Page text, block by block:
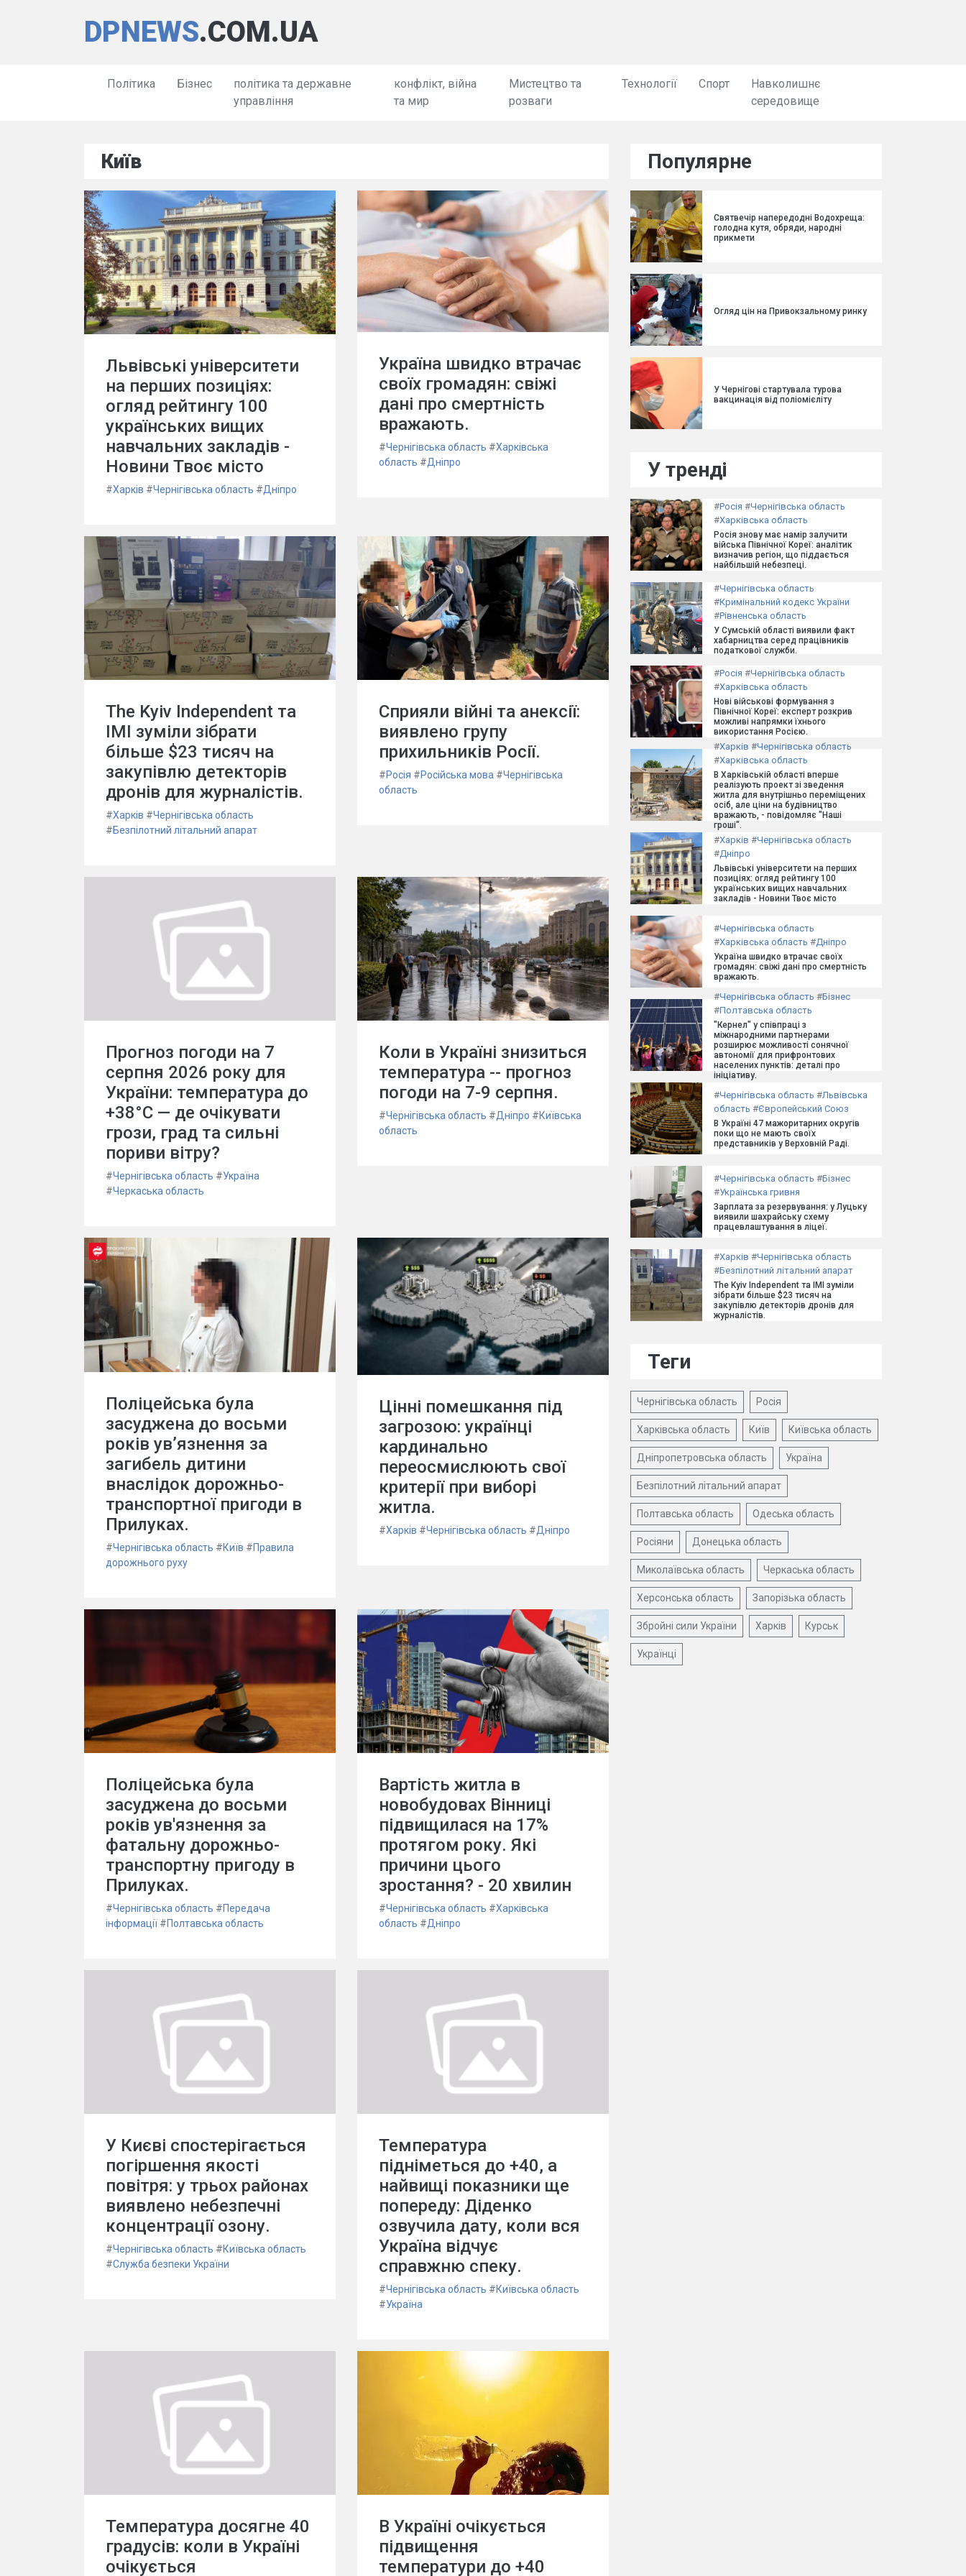
DPNEWS.COM.UA
Політика Бізнес
політика та державне
управління
конфлікт, війна
та мир
Мистецтво та
розваги
Технології Спорт
Навколишнє
середовище
Київ
Львівські університети
на перших позиціях:
огляд рейтингу 100
українських вищих
навчальних закладів -
Новини Твоє місто
#Харків #Чернігівська область #Дніпро
Україна швидко втрачає
своїх громадян: свіжі
дані про смертність
вражають.
#Чернігівська область #Харківська
область #Дніпро
The Kyiv Independent та
ІМІ зуміли зібрати
більше $23 тисяч на
закупівлю детекторів
дронів для журналістів.
#Харків #Чернігівська область
#Безпілотний літальний апарат
Сприяли війні та анексії:
виявлено групу
прихильників Росії.
#Росія #Російська мова #Чернігівська
область
Прогноз погоди на 7
серпня 2026 року для
України: температура до
+38°C — де очікувати
грози, град та сильні
пориви вітру?
#Чернігівська область #Україна
#Черкаська область
Коли в Україні знизиться
температура -- прогноз
погоди на 7-9 серпня.
#Чернігівська область #Дніпро #Київська
область
Поліцейська була
засуджена до восьми
років ув’язнення за
загибель дитини
внаслідок дорожньо-
транспортної пригоди в
Прилуках.
#Чернігівська область #Київ #Правила
дорожнього руху
Цінні помешкання під
загрозою: українці
кардинально
переосмислюють свої
критерії при виборі
житла.
#Харків #Чернігівська область #Дніпро
Поліцейська була
засуджена до восьми
років ув'язнення за
фатальну дорожньо-
транспортну пригоду в
Прилуках.
#Чернігівська область #Передача
інформації #Полтавська область
Вартість житла в
новобудовах Вінниці
підвищилася на 17%
протягом року. Які
причини цього
зростання? - 20 хвилин
#Чернігівська область #Харківська
область #Дніпро
У Києві спостерігається
погіршення якості
повітря: у трьох районах
виявлено небезпечні
концентрації озону.
#Чернігівська область #Київська область
#Служба безпеки України
Температура
підніметься до +40, а
найвищі показники ще
попереду: Діденко
озвучила дату, коли вся
Україна відчує
справжню спеку.
#Чернігівська область #Київська область
#Україна
Температура досягне 40
градусів: коли в Україні
очікується
В Україні очікується
підвищення
температури до +40
Популярне
Святвечір напередодні Водохреща:
голодна кутя, обряди, народні
прикмети
Огляд цін на Привокзальному ринку
У Чернігові стартувала турова
вакцинація від поліомієліту
У тренді
#Росія #Чернігівська область
#Харківська область
Росія знову має намір залучити
війська Північної Кореї: аналітик
визначив регіон, що піддається
найбільшій небезпеці.
#Чернігівська область
#Кримінальний кодекс України
#Рівненська область
У Сумській області виявили факт
хабарництва серед працівників
податкової служби.
#Росія #Чернігівська область
#Харківська область
Нові військові формування з
Північної Кореї: експерт розкрив
можливі напрямки їхнього
використання Росією.
#Харків #Чернігівська область
#Харківська область
В Харківській області вперше
реалізують проект зі зведення
житла для внутрішньо переміщених
осіб, але ціни на будівництво
вражають, - повідомляє "Наші
гроші".
#Харків #Чернігівська область
#Дніпро
Львівські університети на перших
позиціях: огляд рейтингу 100
українських вищих навчальних
закладів - Новини Твоє місто
#Чернігівська область
#Харківська область #Дніпро
Україна швидко втрачає своїх
громадян: свіжі дані про смертність
вражають.
#Чернігівська область #Бізнес
#Полтавська область
"Кернел" у співпраці з
міжнародними партнерами
розширює можливості сонячної
автономії для прифронтових
населених пунктів: деталі про
ініціативу.
#Чернігівська область #Львівська
область #Європейський Союз
В Україні 47 мажоритарних округів
поки що не мають своїх
представників у Верховній Раді.
#Чернігівська область #Бізнес
#Українська гривня
Зарплата за резервування: у Луцьку
виявили шахрайську схему
працевлаштування в ліцеї.
#Харків #Чернігівська область
#Безпілотний літальний апарат
The Kyiv Independent та ІМІ зуміли
зібрати більше $23 тисяч на
закупівлю детекторів дронів для
журналістів.
Теги
Чернігівська область Росія
Харківська область Київ Київська область
Дніпропетровська область Україна
Безпілотний літальний апарат
Полтавська область Одеська область
Росіяни Донецька область
Миколаївська область Черкаська область
Херсонська область Запорізька область
Збройні сили України Харків Курськ
Українці